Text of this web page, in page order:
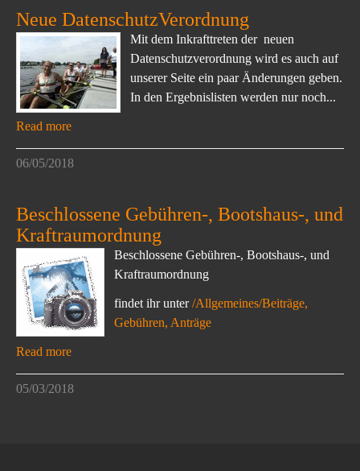
Neue DatenschutzVerordnung
Mit dem Inkrafttreten der neuen
Datenschutzverordnung wird es auch auf
unserer Seite ein paar Änderungen geben.
In den Ergebnislisten werden nur noch...
Read more
06/05/2018
Beschlossene Gebühren-, Bootshaus-, und
Kraftraumordnung
Beschlossene Gebühren-, Bootshaus-, und
Kraftraumordnung
findet ihr unter/Allgemeines/Beiträge,
Gebühren, Anträge
Read more
05/03/2018